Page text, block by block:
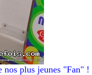
nos plus jeunes "Fan" !